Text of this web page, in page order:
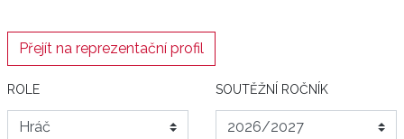
Přejít na reprezentační profil
ROLE SOUTĚŽNÍ ROČNÍK